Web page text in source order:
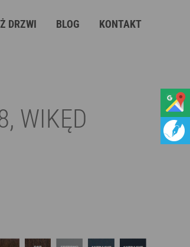
DRZWI BLOG KONTAKT
WIKĘD